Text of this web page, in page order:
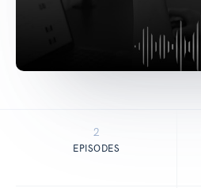
2
EPISODES